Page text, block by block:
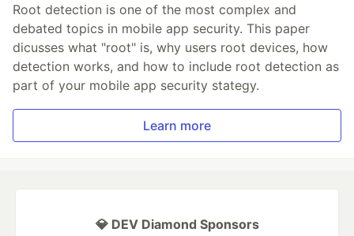
Root detection is one of the most complex and
debated topics in mobile app security. This paper
dicusses what "root" is, why users root devices, how
detection works, and how to include root detection as
part of your mobile app security stategy.
Learn more
💎 DEV Diamond Sponsors